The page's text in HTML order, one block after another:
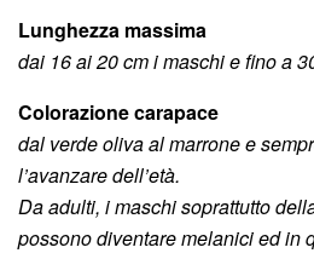
Lunghezza massima
dai 16 ai 20 cm i maschi e fino a
Colorazione carapace
dal verde oliva al marrone e
l’avanzare dell’età.
Da adulti, i maschi soprattutto
possono diventare melanici ed in